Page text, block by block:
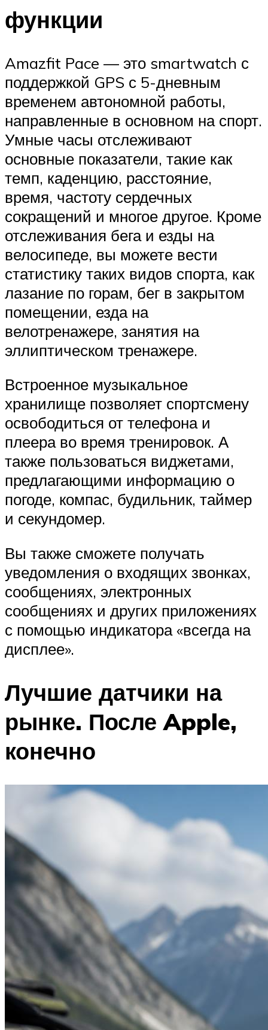
функции
Amazfit Pace — это smartwatch с
поддержкой GPS с 5-дневным
временем автономной работы,
направленные в основном на спорт.
Умные часы отслеживают
основные показатели, такие как
темп, каденцию, расстояние,
время, частоту сердечных
сокращений и многое другое. Кроме
отслеживания бега и езды на
велосипеде, вы можете вести
статистику таких видов спорта, как
лазание по горам, бег в закрытом
помещении, езда на
велотренажере, занятия на
эллиптическом тренажере.
Встроенное музыкальное
хранилище позволяет спортсмену
освободиться от телефона и
плеера во время тренировок. А
также пользоваться виджетами,
предлагающими информацию о
погоде, компас, будильник, таймер
и секундомер.
Вы также сможете получать
уведомления о входящих звонках,
сообщениях, электронных
сообщениях и других приложениях
с помощью индикатора «всегда на
дисплее».
Лучшие датчики на
рынке. После Apple,
конечно